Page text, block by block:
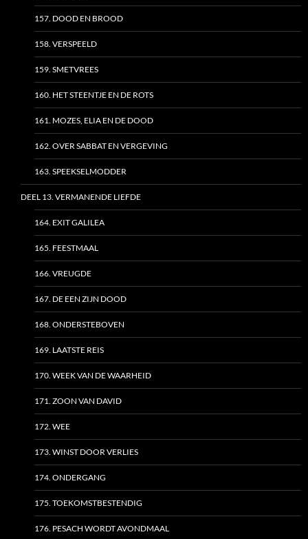
157. DOOD EN BROOD
158. VERSPEELD
159. SMETVREES
160. HET STEENTJE EN DE ROTS
161. MOZES, ELIA EN DE DOOD
162. OVER SABBAT EN VERGEVING
163. SPEEKSELMODDER
DEEL 13. VERMANENDE LIEFDE
164. EXIT GALILEA
165. FEESTMAAL
166. VREUGDE
167. DE EEN ZIJN DOOD
168. ONDERSTEBOVEN
169. LAATSTE REIS
170. WEEK VAN DE WAARHEID
171. ZOON VAN DAVID
172. WEE
173. WINST DOOR VERLIES
174. ONDERGANG
175. TOEKOMSTBESTENDIG
176. PESACH WORDT AVONDMAAL